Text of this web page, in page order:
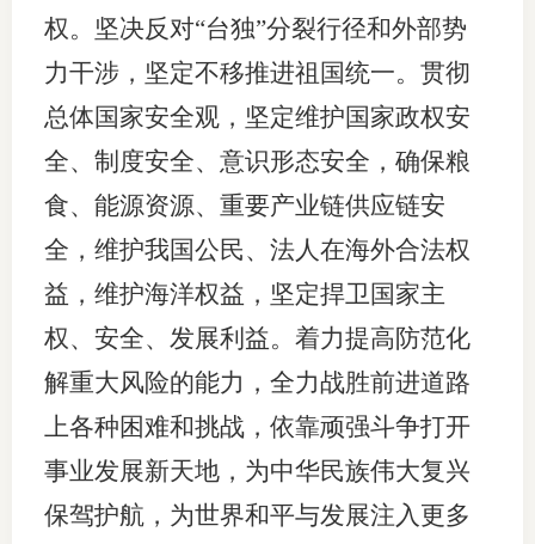
权。坚决反对“台独”分裂行径和外部势
力干涉，坚定不移推进祖国统一。贯彻
总体国家安全观，坚定维护国家政权安
全、制度安全、意识形态安全，确保粮
食、能源资源、重要产业链供应链安
全，维护我国公民、法人在海外合法权
益，维护海洋权益，坚定捍卫国家主
权、安全、发展利益。着力提高防范化
解重大风险的能力，全力战胜前进道路
上各种困难和挑战，依靠顽强斗争打开
事业发展新天地，为中华民族伟大复兴
保驾护航，为世界和平与发展注入更多